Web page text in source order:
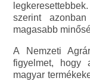
szerint
magasabb
A Nemzeti
figyelmet, hogy
magyar